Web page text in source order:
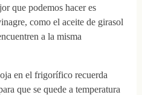
que podemos hacer es
como el aceite de girasol
a la misma
en el frigorífico recuerda
que se quede a temperatura